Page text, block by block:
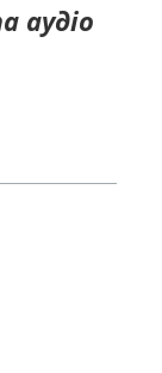
аудіо